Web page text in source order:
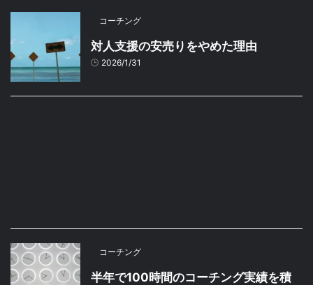
コーチング
対人支援の安売りをやめた理由
2026/1/31
コーチング
半年で100時間のコーチング実績を積